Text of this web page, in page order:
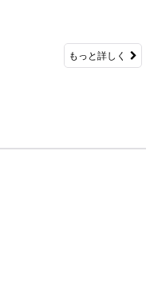
もっと詳しく